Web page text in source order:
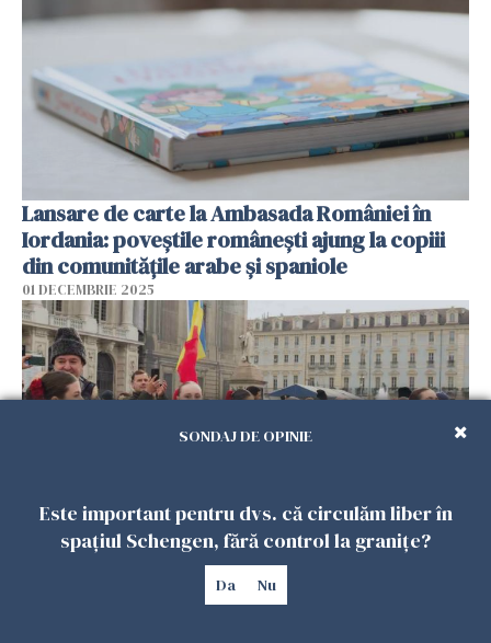
Lansare de carte la Ambasada României în
Iordania: poveștile românești ajung la copiii
din comunitățile arabe și spaniole
01 DECEMBRIE 2025
Românii din Torino au sărbătorit Ziua
Națională. Mii de persoane s-au adunat în
SONDAJ DE OPINIE
Este important pentru dvs. că circulăm liber în
spațiul Schengen, fără control la granițe?
Da Nu